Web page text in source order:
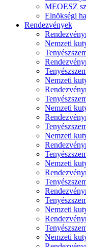
MEOESZ
Elnökségi
Rendezvények
Nemzeti
Nemzeti
Nemzeti
Nemzeti
Nemzeti
Nemzeti
Nemzeti